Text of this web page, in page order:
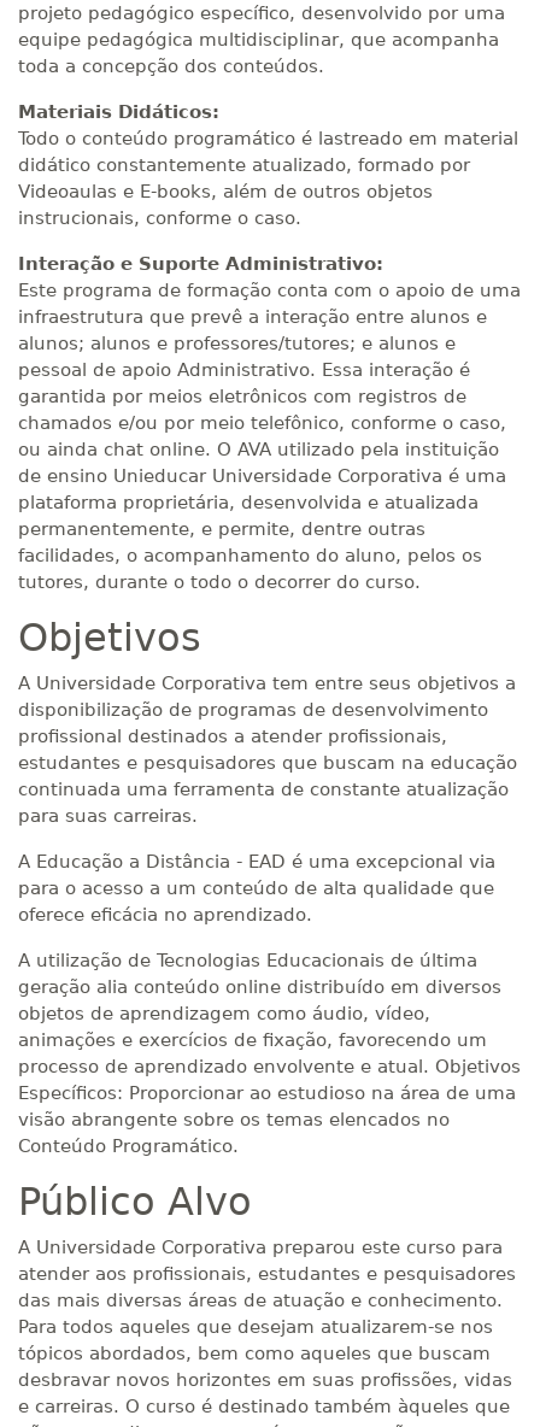
projeto pedagógico específico, desenvolvido por uma
equipe pedagógica multidisciplinar, que acompanha
toda a concepção dos conteúdos.
Materiais Didáticos:
Todo o conteúdo programático é lastreado em material
didático constantemente atualizado, formado por
Videoaulas e E-books, além de outros objetos
instrucionais, conforme o caso.
Interação e Suporte Administrativo:
Este programa de formação conta com o apoio de uma
infraestrutura que prevê a interação entre alunos e
alunos; alunos e professores/tutores; e alunos e
pessoal de apoio Administrativo. Essa interação é
garantida por meios eletrônicos com registros de
chamados e/ou por meio telefônico, conforme o caso,
ou ainda chat online. O AVA utilizado pela instituição
de ensino Unieducar Universidade Corporativa é uma
plataforma proprietária, desenvolvida e atualizada
permanentemente, e permite, dentre outras
facilidades, o acompanhamento do aluno, pelos os
tutores, durante o todo o decorrer do curso.
Objetivos
A Universidade Corporativa tem entre seus objetivos a
disponibilização de programas de desenvolvimento
profissional destinados a atender profissionais,
estudantes e pesquisadores que buscam na educação
continuada uma ferramenta de constante atualização
para suas carreiras.
A Educação a Distância - EAD é uma excepcional via
para o acesso a um conteúdo de alta qualidade que
oferece eficácia no aprendizado.
A utilização de Tecnologias Educacionais de última
geração alia conteúdo online distribuído em diversos
objetos de aprendizagem como áudio, vídeo,
animações e exercícios de fixação, favorecendo um
processo de aprendizado envolvente e atual. Objetivos
Específicos: Proporcionar ao estudioso na área de uma
visão abrangente sobre os temas elencados no
Conteúdo Programático.
Público Alvo
A Universidade Corporativa preparou este curso para
atender aos profissionais, estudantes e pesquisadores
das mais diversas áreas de atuação e conhecimento.
Para todos aqueles que desejam atualizarem-se nos
tópicos abordados, bem como aqueles que buscam
desbravar novos horizontes em suas profissões, vidas
e carreiras. O curso é destinado também àqueles que